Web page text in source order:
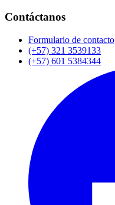
Contáctanos
Formulario de contacto
(+57) 321 3539133
(+57) 601 5384344